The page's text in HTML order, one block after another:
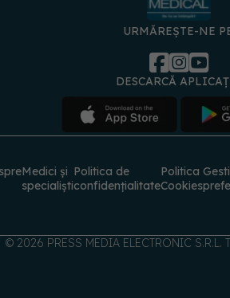
URMĂREȘTE-NE
DESCARCĂ
Medici și
specialiști
Politica de
confidențialitate
Politica
Cookies
© 2026 PRESS MEDIA ELECTRONIC S.R.L.